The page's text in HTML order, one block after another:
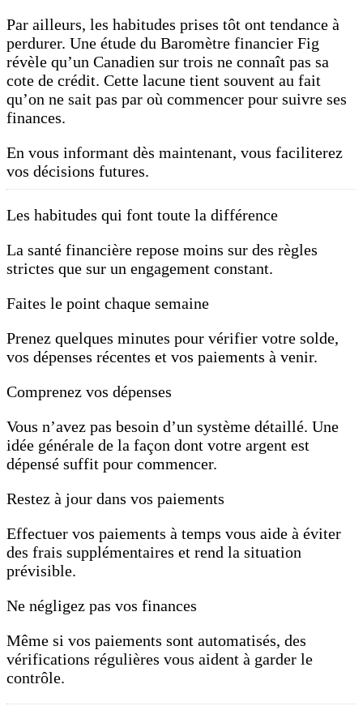
Par ailleurs, les habitudes prises tôt ont tendance à
perdurer. Une étude du Baromètre financier Fig
révèle qu’un Canadien sur trois ne connaît pas sa
cote de crédit. Cette lacune tient souvent au fait
qu’on ne sait pas par où commencer pour suivre ses
finances.
En vous informant dès maintenant, vous faciliterez
vos décisions futures.
Les habitudes qui font toute la différence
La santé financière repose moins sur des règles
strictes que sur un engagement constant.
Faites le point chaque semaine
Prenez quelques minutes pour vérifier votre solde,
vos dépenses récentes et vos paiements à venir.
Comprenez vos dépenses
Vous n’avez pas besoin d’un système détaillé. Une
idée générale de la façon dont votre argent est
dépensé suffit pour commencer.
Restez à jour dans vos paiements
Effectuer vos paiements à temps vous aide à éviter
des frais supplémentaires et rend la situation
prévisible.
Ne négligez pas vos finances
Même si vos paiements sont automatisés, des
vérifications régulières vous aident à garder le
contrôle.